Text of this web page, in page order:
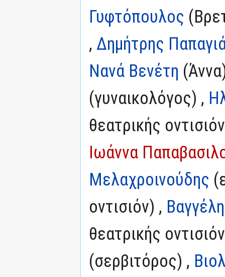
Γυφτόπουλος
, Δημήτρης
Νανά Βενέτη
(γυναικολόγος) ,
θεατρικής
Ιωάννα
Μελαχροινούδης
οντισιόν) ,
θεατρικής
(σερβιτόρος) ,